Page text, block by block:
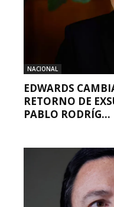
NACIONAL
EDWARDS
RETORNO DE
PABLO RODRÍG...